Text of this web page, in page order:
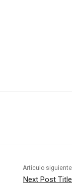
Artículo siguiente
Next Post Title